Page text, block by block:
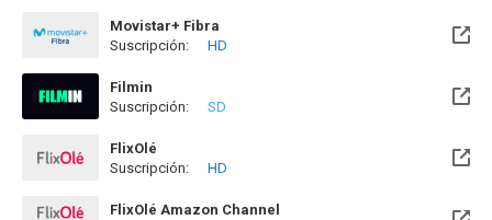
Movistar+ Fibra
Disponible hasta el Vie, 01 Ene 2100 (Quedan 73 años)
Suscripción: HD
Filmin
Disponible hasta el Lun, 12 Oct 2026 (Quedan 2 meses)
Suscripción: SD
FlixOlé
Suscripción:
HD
FlixOlé Amazon Channel